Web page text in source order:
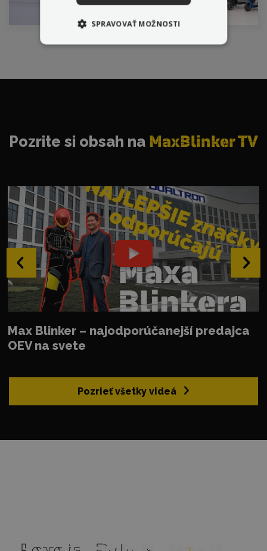
Pozrieť všetky videá
Pozrite si obsah na MaxBlinker TV
Max Blinker – najodporúčanejší predajca
OEV na svete
‹ ›
SPRAVOVAŤ MOŽNOSTI